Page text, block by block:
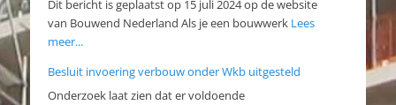
Dit bericht is geplaatst op 15 juli 2024 op de website
van Bouwend Nederland Als je een bouwwerk Lees
meer...
Besluit invoering verbouw onder Wkb uitgesteld
Onderzoek laat zien dat er voldoende